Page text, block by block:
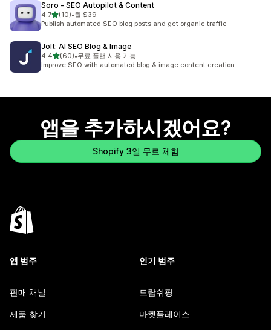
Soro ‑ SEO Autopilot & Content
4.7별 5개 중
(10)
총 리뷰 10개
•월 $39
Publish automated SEO blog posts and get organic traffic
Jolt: AI SEO Blog & Image
4.4별 5개 중
(60)
총 리뷰 60개
•무료 플랜 사용 가능
Improve SEO with automated blog & image content creation
앱을 추가하시겠어요?
Shopify 3일 무료 체험
앱 범주
판매 채널
제품 찾기
인기 범주
드랍쉬핑
마켓플레이스